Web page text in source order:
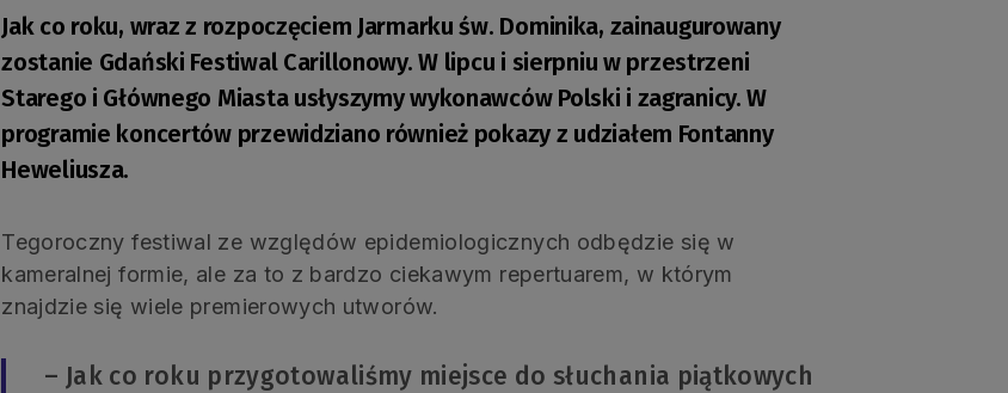
Jak co roku, wraz z rozpoczęciem Jarmarku św. Dominika, zainaugurowany
zostanie Gdański Festiwal Carillonowy. W lipcu i sierpniu w przestrzeni
Starego i Głównego Miasta usłyszymy wykonawców Polski i zagranicy. W
programie koncertów przewidziano również pokazy z udziałem Fontanny
Heweliusza.
Tegoroczny festiwal ze względów epidemiologicznych odbędzie się w
kameralnej formie, ale za to z bardzo ciekawym repertuarem, w którym
znajdzie się wiele premierowych utworów.
– Jak co roku przygotowaliśmy miejsce do słuchania piątkowych